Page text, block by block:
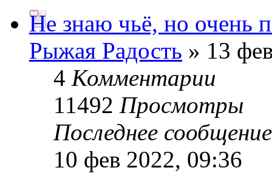
Не знаю чьё, но очень
Рыжая Радость » 13
4 Комментарии
11492 Просмотры
Последнее
10 фев 2022, 09:36